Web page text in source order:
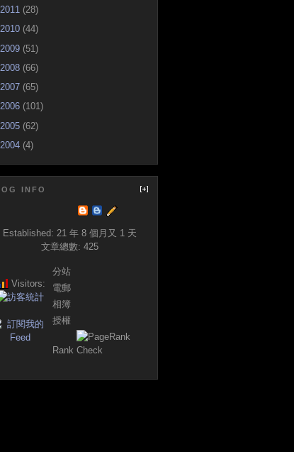
2011 (28)
2010 (44)
2009 (51)
2008 (66)
2007 (65)
2006 (101)
2005 (62)
2004 (4)
INFO
Established: 21 年 8 個月又 1 天
文章總數: 425
Visitors:
分站
電郵
相簿
授權
Rank